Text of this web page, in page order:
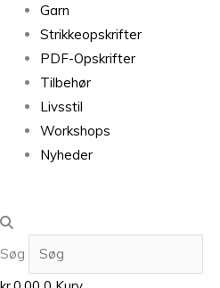
Garn
Strikkeopskrifter
PDF-Opskrifter
Tilbehør
Livsstil
Workshops
Nyheder
Søg